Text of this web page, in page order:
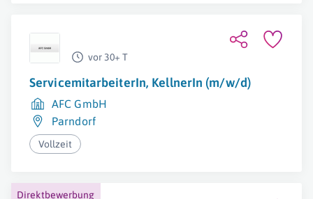
vor 30+ T
ServicemitarbeiterIn, KellnerIn (m/w/d)
AFC GmbH
Parndorf
Vollzeit
Direktbewerbung